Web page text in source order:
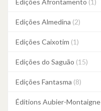
Edições Afrontamento (1)
Edições Almedina (2)
Edições Caixotim (1)
Edições do Saguão (15)
Edições Fantasma (8)
Éditions Aubier-Montaigne